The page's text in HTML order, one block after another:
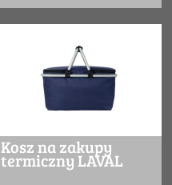
Kosz na zakupy
termiczny LAVAL